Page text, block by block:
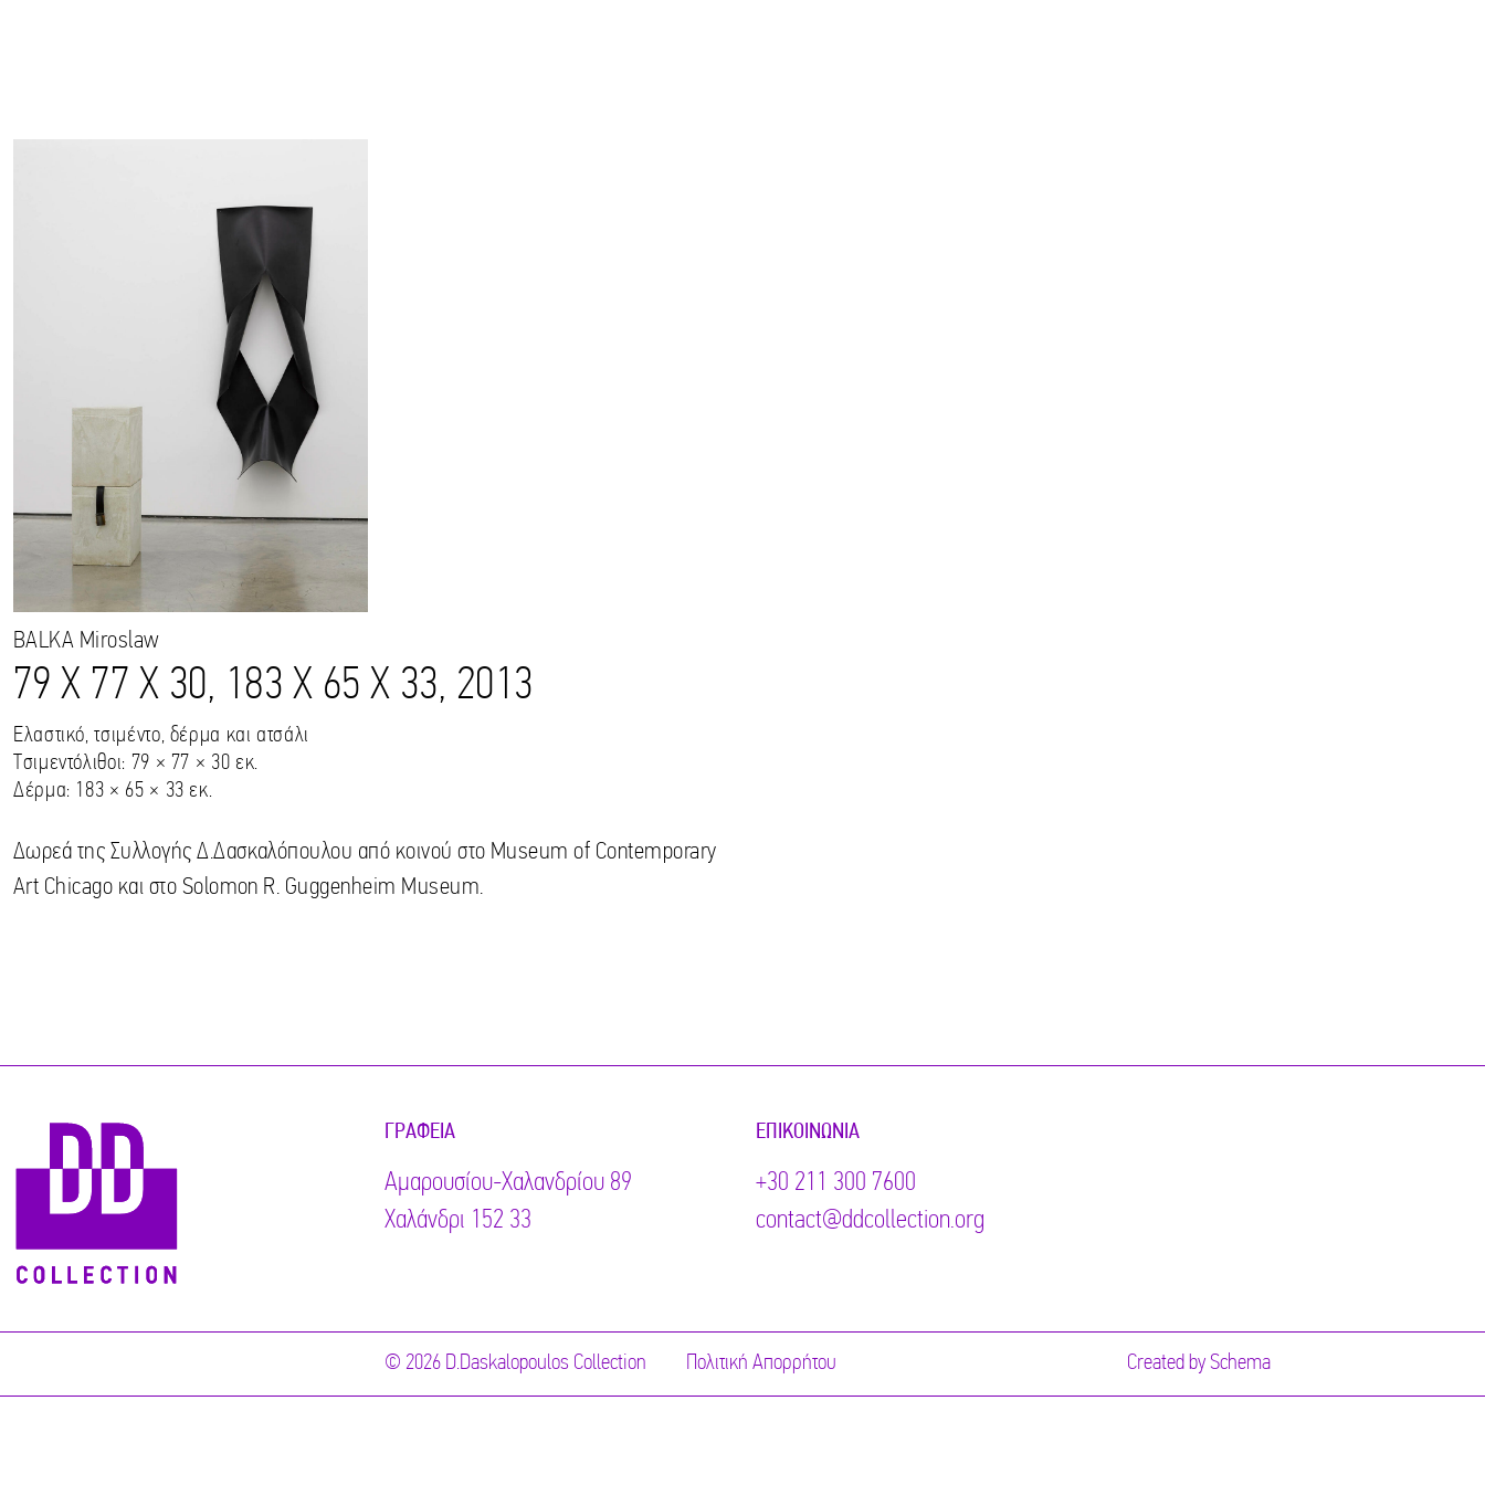
BALKA Miroslaw
79 X 77 X 30, 183 X 65 X 33, 2013
Ελαστικό, τσιμέντο, δέρμα και ατσάλι
Τσιμεντόλιθοι: 79 × 77 × 30 εκ.
Δέρμα: 183 × 65 × 33 εκ.
Δωρεά της Συλλογής Δ.Δασκαλόπουλου από κοινού στο Museum of Contemporary
Art Chicago και στο Solomon R. Guggenheim Museum.
ΓΡΑΦΕΊΑ
Αμαρουσίου-Χαλανδρίου 89
Χαλάνδρι 152 33
ΕΠΙΚΟΙΝΩΝΊΑ
+30 211 300 7600
contact@ddcollection.org
© 2026 D.Daskalopoulos Collection Πολιτική Απορρήτου Created by Schema